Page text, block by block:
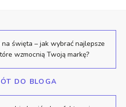
święta – jak wybrać najlepsze
wzmocnią Twoją markę?
DO BLOGA